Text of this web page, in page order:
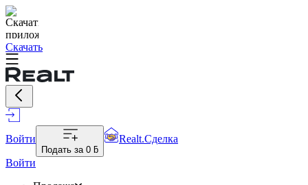
Скачать
Войти
Подать за 0 ƃ
Realt.Сделка
Войти